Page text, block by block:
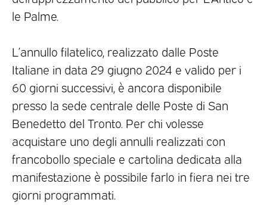
le Palme.
L’annullo filatelico, realizzato dalle Poste
Italiane in data 29 giugno 2024 e valido per i
60 giorni successivi, è ancora disponibile
presso la sede centrale delle Poste di San
Benedetto del Tronto. Per chi volesse
acquistare uno degli annulli realizzati con
francobollo speciale e cartolina dedicata alla
manifestazione è possibile farlo in fiera nei tre
giorni programmati.